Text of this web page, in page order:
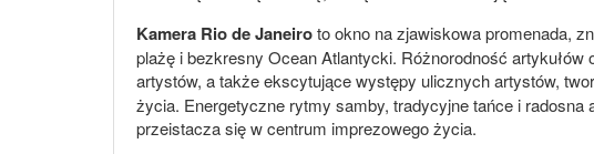
Kamera Rio de Janeiroto okno na zjawiskowa promenada,
plażę i bezkresny Ocean Atlantycki. Różnorodność
artystów, a także ekscytujące występy ulicznych artystów,
życia. Energetyczne rytmy samby, tradycyjne tańce i
przeistacza się w centrum imprezowego życia.